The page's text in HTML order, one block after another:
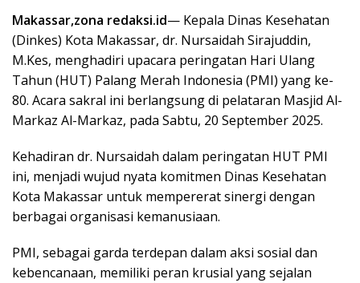
Makassar,zona redaksi.id— Kepala Dinas Kesehatan
(Dinkes) Kota Makassar, dr. Nursaidah Sirajuddin,
M.Kes, menghadiri upacara peringatan Hari Ulang
Tahun (HUT) Palang Merah Indonesia (PMI) yang ke-
80. Acara sakral ini berlangsung di pelataran Masjid Al-
Markaz Al-Markaz, pada Sabtu, 20 September 2025.
Kehadiran dr. Nursaidah dalam peringatan HUT PMI
ini, menjadi wujud nyata komitmen Dinas Kesehatan
Kota Makassar untuk mempererat sinergi dengan
berbagai organisasi kemanusiaan.
PMI, sebagai garda terdepan dalam aksi sosial dan
kebencanaan, memiliki peran krusial yang sejalan